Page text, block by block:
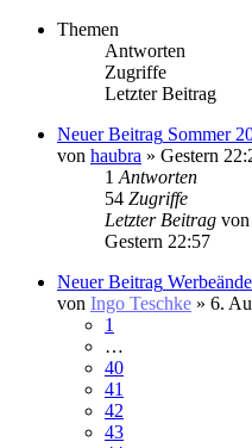
Themen
Antworten
Zugriffe
Letzter Beitrag
Neuer Beitrag Sommer
von haubra » Gestern
1 Antworten
54 Zugriffe
Letzter Beitrag von
Gestern 22:57
Neuer Beitrag
von Ingo Teschke » 6.
1
…
40
41
42
43